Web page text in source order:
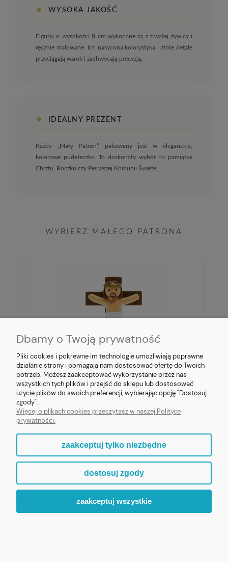
❖ WYSOKA JAKOŚĆ
Figurki o wysokości 8 cm wykonane są z trwałej żywicy i
ręcznie malowane. Ich nasycona kolorystyka i złote detale
przyciągają wzrok i zachwycają precyzją.
❖ IDEALNY PREZENT
Każdy „Mały Patron” pakowany jest w eleganckie,
kolorowe pudełeczko. To doskonały wybór na pamiątkę
Chrztu, Roczku czy Pierwszej Komunii Świętej.
WYBIERZ MAŁEGO PATRONA
Figurka Krzyż Jezus z żywicy 8cm
ZOBACZ WIĘCEJ
❮
Dbamy o Twoją prywatność
Pliki cookies i pokrewne im technologie umożliwiają poprawne
działanie strony i pomagają nam dostosować ofertę do Twoich
potrzeb. Możesz zaakceptować wykorzystanie przez nas
wszystkich tych plików i przejść do sklepu lub dostosować
użycie plików do swoich preferencji, wybierając opcję "Dostosuj
zgody".
Więcej o plikach cookies przeczytasz w naszej Polityce
prywatności.
zaakceptuj tylko niezbędne
dostosuj zgody
zaakceptuj wszystkie